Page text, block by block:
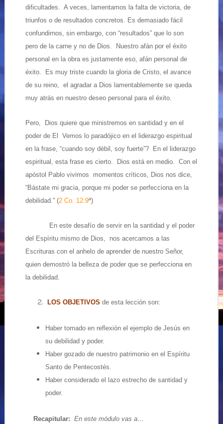
dificultades. A veces, lamentamos la falta de victoria, de
triunfos o de resultados concretos. Es demasiado fácil
confundirnos, sin embargo, con “resultados” que lo son
pero de la carne y no de Dios. Nuestro afán por el éxito
personal en la obra es justamente eso, afán personal de
éxito. Es muy triste cuando la gloria de Cristo, el avance
de su reino, el agradar a Dios lamentablemente se queda
muy atrás en nuestro deseo personal para el éxito.
Pero, Dios quiere que ministremos en santidad y en el
poder de El Vemos lo paradójico en el liderazgo espiritual
en la frase, “cuando soy débil, soy fuerte”?
En el liderazgo
espiritual, esta frase es cierto. Dios está en medio. Con el
apóstol Pablo vivimos momentos críticos, Dios nos dice,
“Bástate mi gracia, porque mi poder se perfecciona en la
debilidad.” (2 Co. 12:9ª)
En este desafío de servir en la santidad y el poder
del Espíritu mismo de Dios, nos acercamos a las
Escrituras con el anhelo de aprender de nuestro Señor,
quien demostró la belleza de poder que se perfecciona en
la debilidad.
LOS OBJETIVOS de esta lección son:
Haber tomado en reflexión el ejemplo de Jesús en
su debilidad y poder.
Haber gozado de nuestro patrimonio en el Espíritu
Santo de Pentecostés.
Haber considerado el lazo estrecho de santidad y
poder.
Recapitular: En este módulo vas a…